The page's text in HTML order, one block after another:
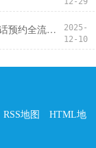
深圳美女电话预约全流程：从拨号到体验
2025-
12-10
RSS地图
HTML地